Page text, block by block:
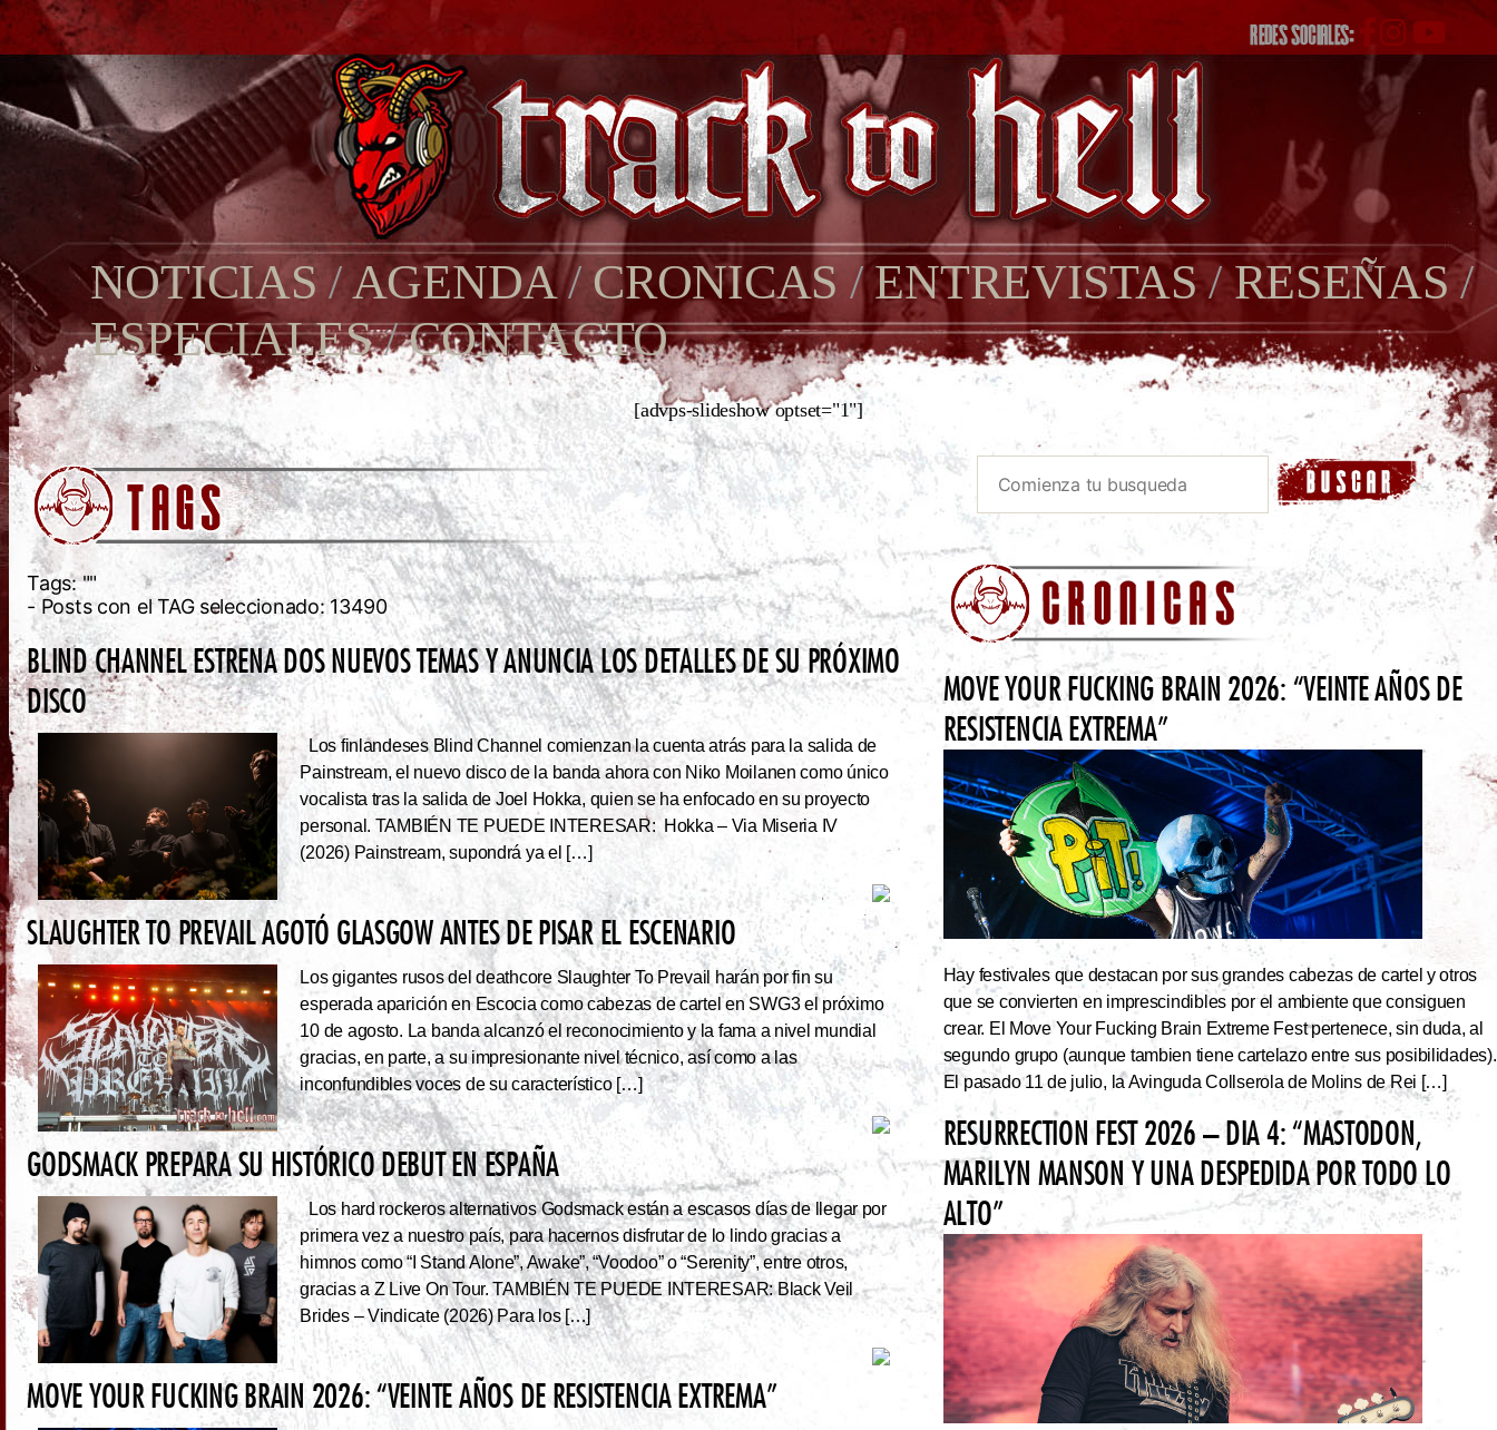
REDES SOCIALES:
NOTICIAS /AGENDA/ CRONICAS /ENTREVISTAS/RESEÑAS/
ESPECIALES/CONTACTO
[advps-slideshow optset="1"]
Tags:""
- Posts con el TAG seleccionado: 13490
BLIND CHANNEL ESTRENA DOS NUEVOS TEMAS Y ANUNCIA LOS DETALLES DE SU PRÓXIMO
DISCO
Los finlandeses Blind Channel comienzan la cuenta atrás para la salida de
Painstream, el nuevo disco de la banda ahora con Niko Moilanen como único
vocalista tras la salida de Joel Hokka, quien se ha enfocado en su proyecto
personal. TAMBIÉN TE PUEDE INTERESAR: Hokka – Via Miseria IV
(2026) Painstream, supondrá ya el […]
SLAUGHTER TO PREVAIL AGOTÓ GLASGOW ANTES DE PISAR EL ESCENARIO
Los gigantes rusos del deathcore Slaughter To Prevail harán por fin su
esperada aparición en Escocia como cabezas de cartel en SWG3 el próximo
10 de agosto. La banda alcanzó el reconocimiento y la fama a nivel mundial
gracias, en parte, a su impresionante nivel técnico, así como a las
inconfundibles voces de su característico […]
GODSMACK PREPARA SU HISTÓRICO DEBUT EN ESPAÑA
Los hard rockeros alternativos Godsmack están a escasos días de llegar por
primera vez a nuestro país, para hacernos disfrutar de lo lindo gracias a
himnos como “I Stand Alone”, Awake”, “Voodoo” o “Serenity”, entre otros,
gracias a Z Live On Tour. TAMBIÉN TE PUEDE INTERESAR: Black Veil
Brides – Vindicate (2026) Para los […]
MOVE YOUR FUCKING BRAIN 2026: “VEINTE AÑOS DE RESISTENCIA EXTREMA”
MOVE YOUR FUCKING BRAIN 2026: “VEINTE AÑOS DE
RESISTENCIA EXTREMA”
Hay festivales que destacan por sus grandes cabezas de cartel y otros
que se convierten en imprescindibles por el ambiente que consiguen
crear. El Move Your Fucking Brain Extreme Fest pertenece, sin duda, al
segundo grupo (aunque tambien tiene cartelazo entre sus posibilidades).
El pasado 11 de julio, la Avinguda Collserola de Molins de Rei […]
RESURRECTION FEST 2026 – DIA 4: “MASTODON,
MARILYN MANSON Y UNA DESPEDIDA POR TODO LO
ALTO”